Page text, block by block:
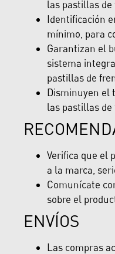
las pastillas de
Identificación
mínimo, para
Garantizan el
sistema
pastillas de
Disminuyen el
las pastillas de
Verifica que el
a la marca,
Comunícate
sobre el
ENVÍOS
Las compras